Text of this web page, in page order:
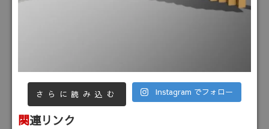
さらに読み込む Instagram でフォロー
関連リンク